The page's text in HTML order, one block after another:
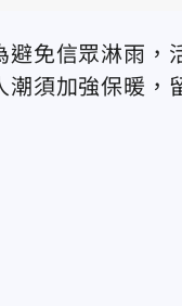
免信眾淋雨，
須加強保暖，